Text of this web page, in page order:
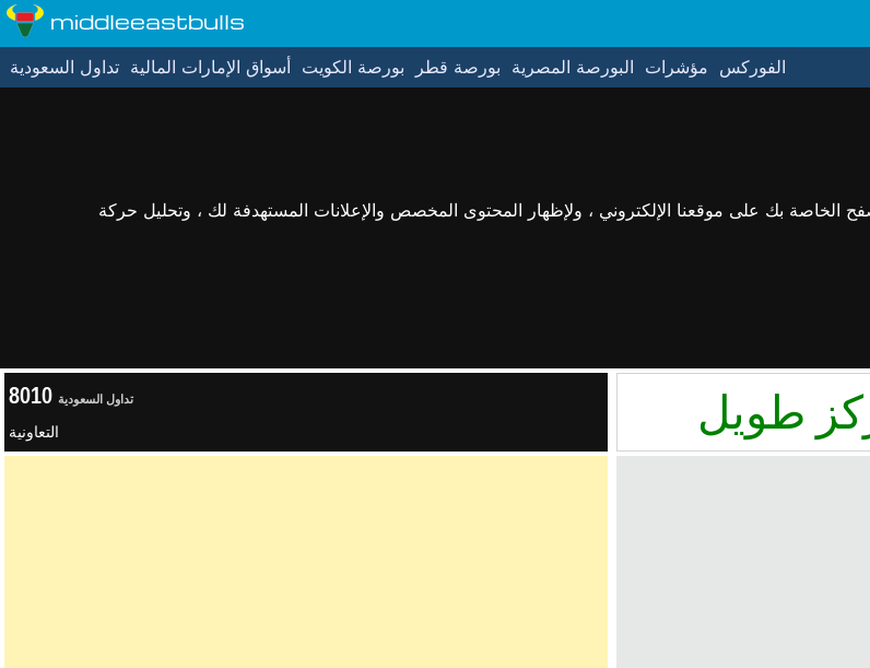
الخاصة بك على موقعنا الإلكتروني ، ولإظهار المحتوى المخصص والإعلانات المستهدفة لك ، وتحليل حركة
middleeastbulls
تداول السعودية أسواق الإمارات المالية بورصة الكويت بورصة قطر البورصة المصرية مؤشرات الفوركس
8010 تداول السعودية
التعاونية طويل